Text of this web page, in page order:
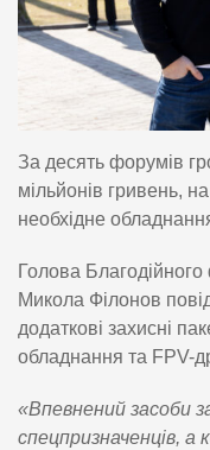
За десять форумів
мільйонів гривень,
необхідне
Голова
Микола Філонов
додаткові захисні
обладнання та FPV-
«Впевнений засоби
спецпризначенців,